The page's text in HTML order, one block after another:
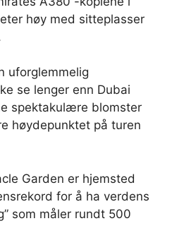
høy med sitteplasser
uforglemmelig
se lenger enn Dubai
spektakulære blomster
høydepunktet på turen
Garden er hjemsted
for å ha verdens
som måler rundt 500